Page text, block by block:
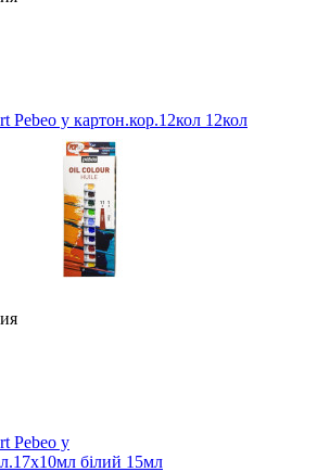
Pebeo у картон.кор.12кол 12кол
Pebeo у
білий 15мл